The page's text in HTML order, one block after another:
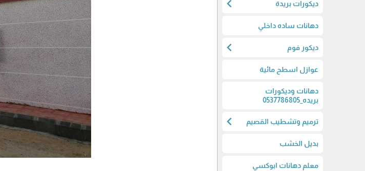
ديكورات بريدة chevron_left
دهانات ساده داخلي
ديكور فوم chevron_left
عوازل اسطح مائية
دهانات وديكورات
بريده_0537786805
ترميم وتشطيب القصيم chevron_left
بديل الخشب
معلم دهانات ابوكسي